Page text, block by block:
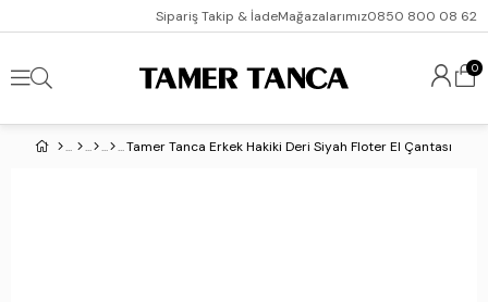
Sipariş Takip & İadeMağazalarımız0850 800 08 62
0
Tamer Tanca Erkek Hakiki Deri Siyah Floter El Çantası